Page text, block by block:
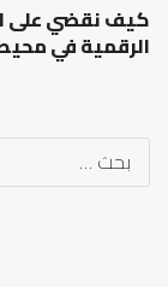
كيف نقضي على
الرقمية في